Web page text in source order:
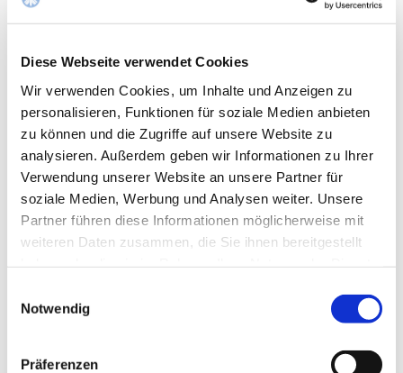
Diese Webseite verwendet Cookies
Wir verwenden Cookies, um Inhalte und Anzeigen zu
personalisieren, Funktionen für soziale Medien anbieten
zu können und die Zugriffe auf unsere Website zu
analysieren. Außerdem geben wir Informationen zu Ihrer
Verwendung unserer Website an unsere Partner für
soziale Medien, Werbung und Analysen weiter. Unsere
Partner führen diese Informationen möglicherweise mit
weiteren Daten zusammen, die Sie ihnen bereitgestellt
Notwendig
Präferenzen
Videoclip der Deutschen Gesellschaft der Plastischen,
Klinik für Plastische und Ästhetische Chirurgie -
Handchirurgie - Wiederherstellungschirurgie
Kontakt